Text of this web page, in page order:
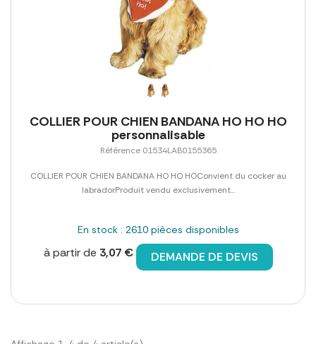
COLLIER POUR CHIEN BANDANA HO HO HO
personnalisable
Référence 01534LAB0155365
COLLIER POUR CHIEN BANDANA HO HO HOConvient du cocker au
labradorProduit vendu exclusivement...
En stock : 2610 pièces disponibles
à partir de 3,07 € DEMANDE DE DEVIS